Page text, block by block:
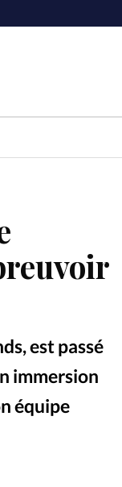
un don
compte
est passé
immersion
équipe